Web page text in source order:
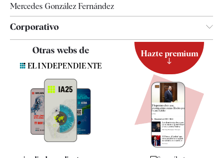
Mercedes González Fernández
Corporativo
Contacto
Quiénes somos
Especificaciones
Otras webs de Hazte premium